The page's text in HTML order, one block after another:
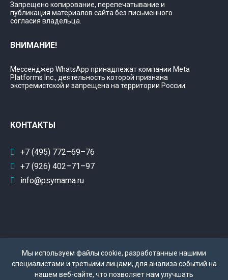
Запрещено копирование, перепечатывание и
публикация материалов сайта без письменного
согласия владельца.
ВНИМАНИЕ!
Мессенджер WhatsApp принадлежат компании Meta
Platforms Inc., деятельность которой признана
экстремистской и запрещена на территории России.
КОНТАКТЫ
+7 (495) 772–69–76
+7 (926) 402–71–97
info@psymama.ru
Политика конфиденциальности
Мы используем файлы cookie, разработанные нашими
специалистами и третьими лицами, для анализа событий на
нашем веб-сайте, что позволяет нам улучшать